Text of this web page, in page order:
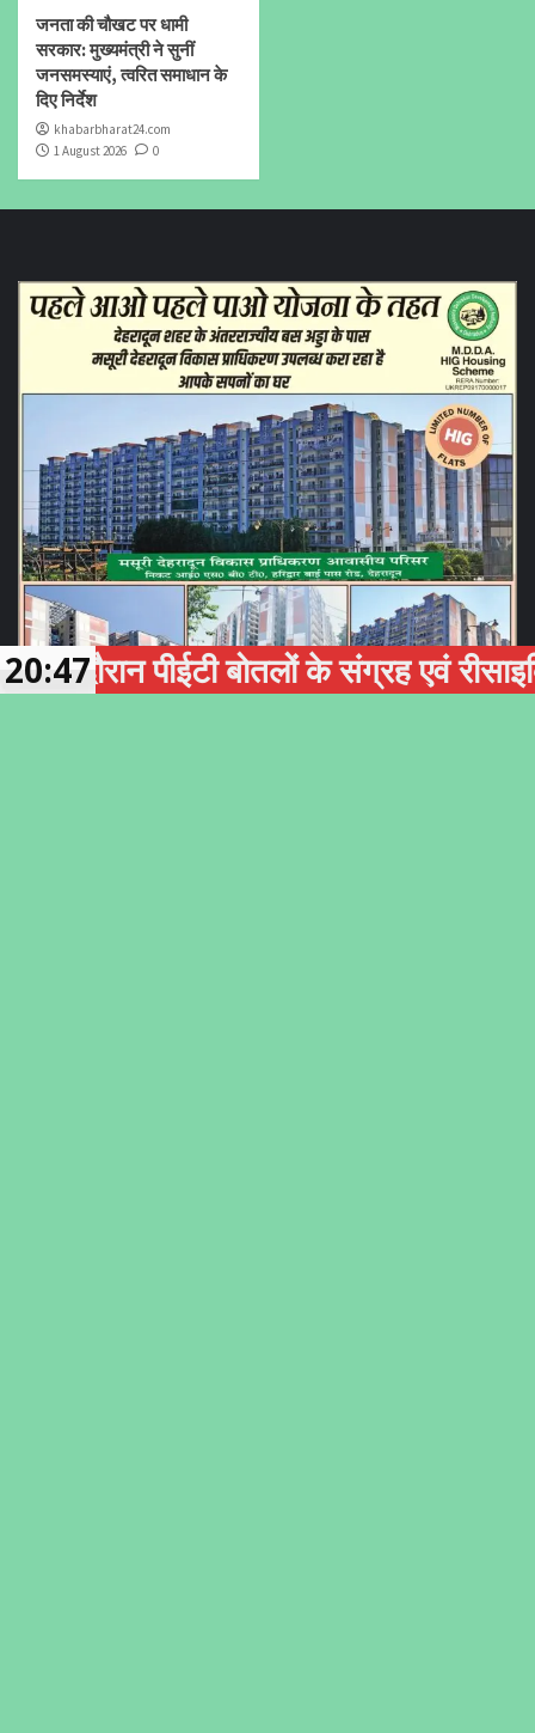
जनता की चौखट पर धामी
सरकार: मुख्यमंत्री ने सुनीं
जनसमस्याएं, त्वरित समाधान के
दिए निर्देश
khabarbharat24.com
1 August 2026
0
पीईटी बोतलों के संग्रह एवं रीसाइक्लिंग को
20:47